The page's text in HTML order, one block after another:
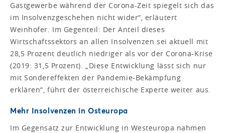
Gastgewerbe während der Corona-Zeit spiegelt sich das
im Insolvenzgeschehen nicht wider“, erläutert
Weinhofer. Im Gegenteil: Der Anteil dieses
Wirtschaftssektors an allen Insolvenzen sei aktuell mit
28,5 Prozent deutlich niedriger als vor der Corona-Krise
(2019: 31,5 Prozent). „Diese Entwicklung lässt sich nur
mit Sondereffekten der Pandemie-Bekämpfung
erklären“, führt der österreichische Experte weiter aus.
Mehr Insolvenzen in Osteuropa
Im Gegensatz zur Entwicklung in Westeuropa nahmen